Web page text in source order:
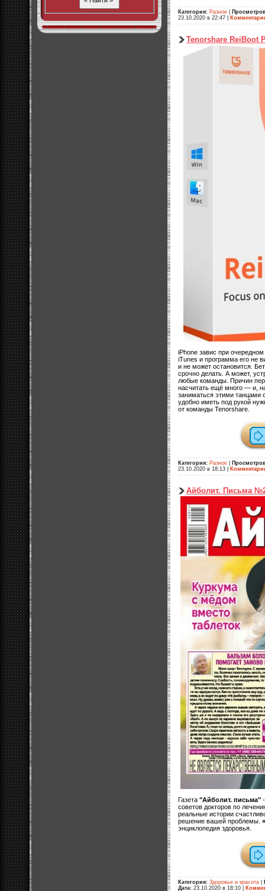
Категория: Разное
23.10.2020 в 22:47
Tenorshare ReiBoot
iPhone завис при
iTunes и программа его не
и не может остановится.
срочно делать. А может,
любые команды. Причин
насчитать ещё много — и,
заниматься этими танцами
удобно иметь под рукой
от команды Tenorshare.
Категория: Разное
23.10.2020 в 18:13
Айболит. Письма
Газета "Айболит. письма"
советов докторов по
реальные истории
решение вашей проблемы.
энциклопедия здоровья.
Категория: Здоровье и красота
Дата: 23.10.2020 в 18:10